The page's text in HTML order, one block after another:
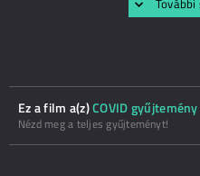
Ez a film a(z)COVID gyűjtemény
Nézd meg a teljes gyűjteményt!